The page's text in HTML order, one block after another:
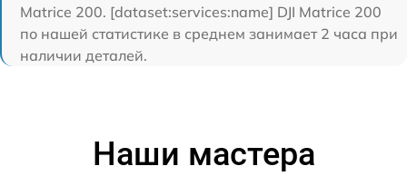
Matrice 200. [dataset:services:name] DJI Matrice 200
по нашей статистике в среднем занимает 2 часа при
наличии деталей.
Наши мастера